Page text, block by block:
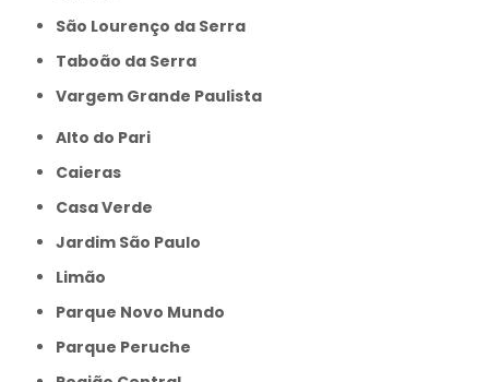
São Lourenço da Serra
Taboão da Serra
Vargem Grande Paulista
Alto do Pari
Caieras
Casa Verde
Jardim São Paulo
Limão
Parque Novo Mundo
Parque Peruche